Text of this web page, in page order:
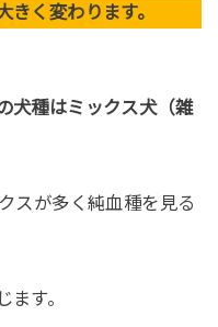
きく変わります。
犬種はミックス犬（雑
スが多く純血種を見る
す。